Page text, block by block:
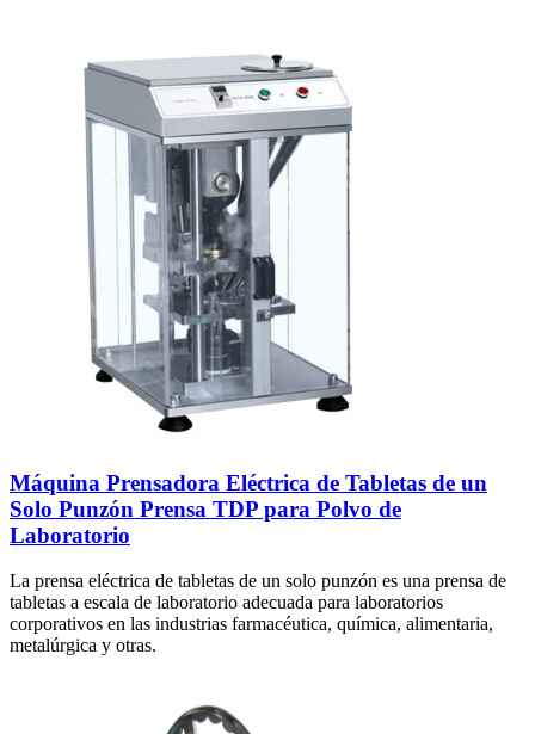
Máquina Prensadora Eléctrica de Tabletas de un
Solo Punzón Prensa TDP para Polvo de
Laboratorio
La prensa eléctrica de tabletas de un solo punzón es una prensa de
tabletas a escala de laboratorio adecuada para laboratorios
corporativos en las industrias farmacéutica, química, alimentaria,
metalúrgica y otras.